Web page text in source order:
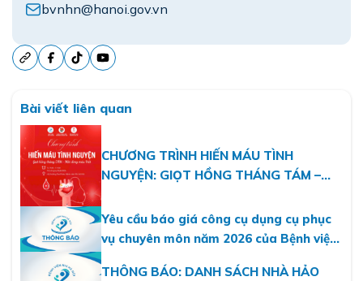
bvnhn@hanoi.gov.vn
Bài viết liên quan
CHƯƠNG TRÌNH HIẾN MÁU TÌNH
NGUYỆN: GIỌT HỒNG THÁNG TÁM –
Yêu cầu báo giá công cụ dụng cụ phục
vụ chuyên môn năm 2026 của Bệnh viện
THÔNG BÁO: DANH SÁCH NHÀ HẢO